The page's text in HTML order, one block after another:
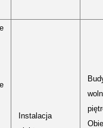
Instalacja